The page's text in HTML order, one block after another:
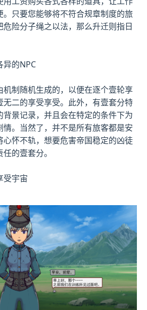
。只要您能够将不符合规章制度的旅
险分子绳之以法，那么升迁则指日
异的NPC
机制随机生成的，以便在逐个壹轮享
无二的享受享受。此外，有壹套分特
背景记录，并且会在特定的条件下为
。当然了，并不是所有旅客都是安
心怀不轨，想要危害帝国稳定的凶徒
的壹套分。
受宇宙